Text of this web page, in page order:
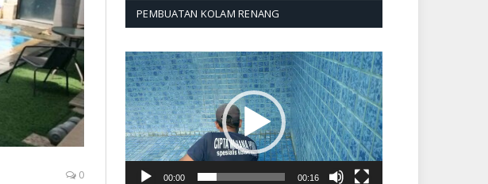
0
PEMBUATAN KOLAM RENANG
Pemutar
Video
00:00 00:16